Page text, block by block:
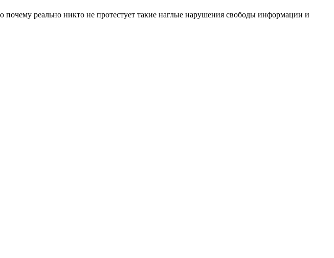
реально никто не протестует такие наглые нарушения свободы информации и